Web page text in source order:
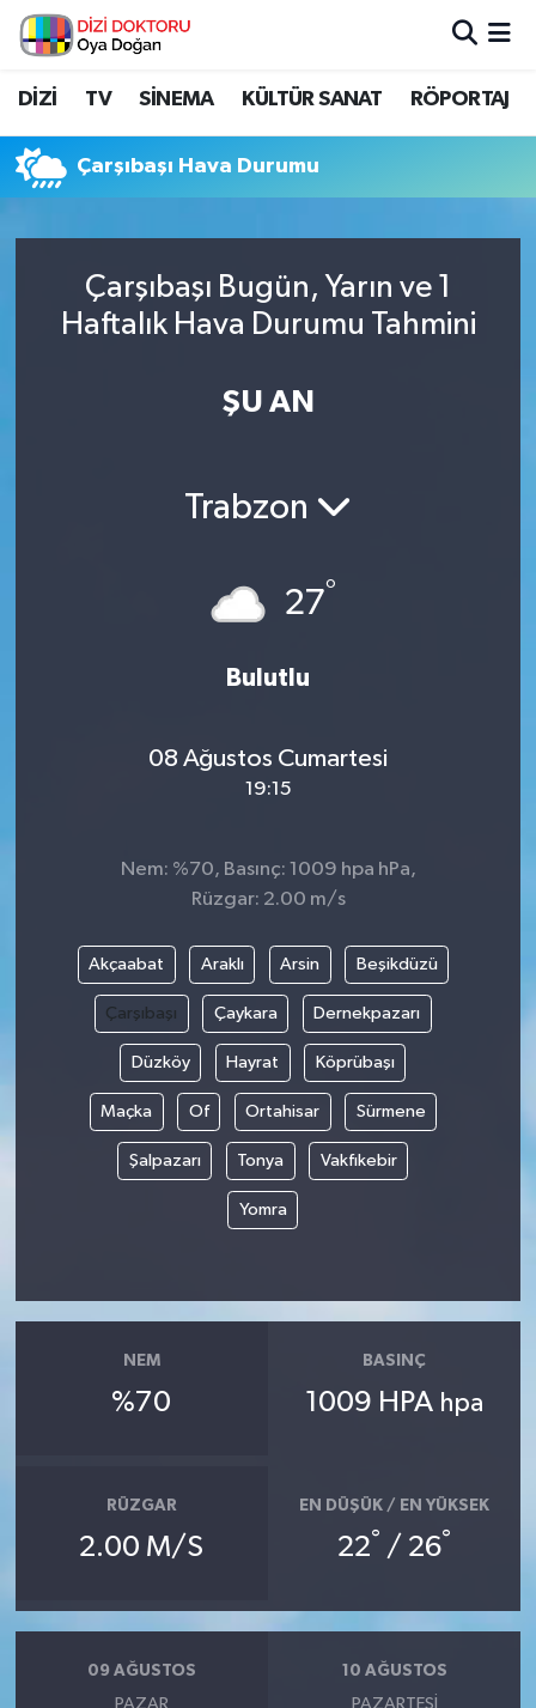
DİZİ TV SİNEMA KÜLTÜR SANAT RÖPORTAJ
Çarşıbaşı Hava Durumu
Çarşıbaşı Bugün, Yarın ve 1
Haftalık Hava Durumu Tahmini
ŞU AN
Trabzon
27°
Bulutlu
08 Ağustos Cumartesi
19:15
Nem: %70, Basınç: 1009 hpa hPa,
Rüzgar: 2.00 m/s
Akçaabat Araklı Arsin Beşikdüzü
Çarşıbaşı Çaykara Dernekpazarı
Düzköy Hayrat Köprübaşı
Maçka Of Ortahisar Sürmene
Şalpazarı Tonya Vakfıkebir
Yomra
NEM
%70
BASINÇ
1009 HPA hpa
RÜZGAR
2.00 M/S
EN DÜŞÜK / EN YÜKSEK
22° / 26°
09 AĞUSTOS
PAZAR
10 AĞUSTOS
PAZARTESI
İstanbul Nöbetçi Eczaneler
İstanbul Trafik Yoğunluk Haritası
Süper Lig Puan Durumu ve Fikstür